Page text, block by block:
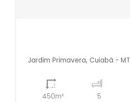
Jardim Primavera, Cuiabá - MT
450m² 5